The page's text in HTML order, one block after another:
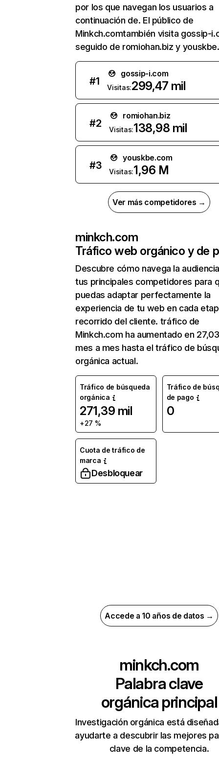
por los que navegan los usuarios a
continuación de. El público de
Minkch.comtambién visita gossip-
seguido de romiohan.biz y
#1
gossip-i.com
Visitas:299,47 mil
#2
romiohan.biz
Visitas:138,98 mil
#3
youskbe.com
Visitas:1,96 M
Ver más competidores →
minkch.com
Tráfico web orgánico y de
Descubre cómo navega la
tus principales competidores para
puedas adaptar perfectamente la
experiencia de tu web en cada
recorrido del cliente. tráfico de
Minkch.com ha aumentado en
mes a mes hasta el tráfico de
orgánica actual.
Tráfico de búsqueda
orgánica
271,39 mil
+27 %
Tráfico de
de pago
0
Cuota de tráfico de
marca
Desbloquear
Accede a 10 años de datos →
minkch.com
Palabra clave
orgánica principal
Investigación orgánica está
ayudarte a descubrir las mejores
clave de la competencia.